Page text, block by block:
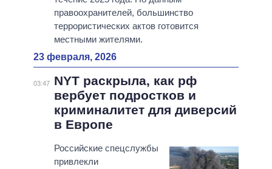
правоохранителей, большинство
террористических актов готовится
местными жителями.
23 февраля, 2026
03:47
NYT раскрыла, как рф
вербует подростков и
криминалитет для диверсий
в Европе
Российские спецслужбы
привлекли